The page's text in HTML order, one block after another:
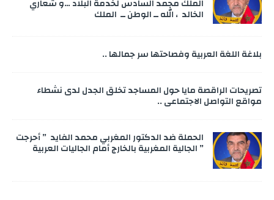
الملك محمد السادس لخدمة البلاد …و شعاري
الخالد ، الله ــ الوطن ــ الملك
بلاغة اللغة العربية وفصاحتها سر جمالها ..
تصريحات الراقصة مايا حول المساجد تخلق الجدل لدى نشطاء
مواقع التواصل الاجتماعي ..
الحملة ضد الدكتور المغربي محمد الفايد ” أحرجت
” الجالية المغربية بالخارج أمام الجاليات العربية